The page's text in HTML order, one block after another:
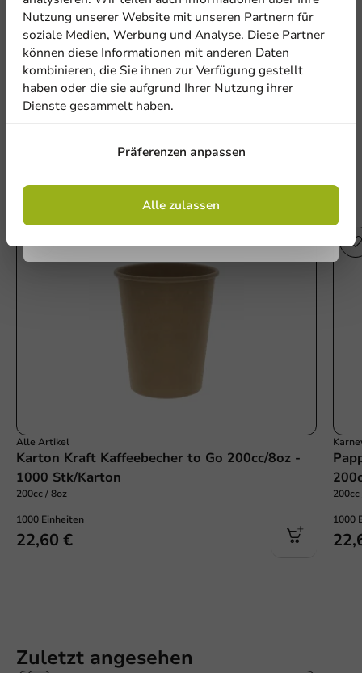
Be the first to write a review
Deckel Weiß (PS) für Becher 80mm/8oz - 1000 Stk./Karton
Eine Bewertung schreiben
Andere Produkte in dieser Serie
Alle Artikel
Karton Kraft Kaffeebecher to Go 200cc/8oz -
1000 Stk/Karton
200cc / 8oz
1000 Einheiten
22,60 €
1000
Zuletzt angesehen
Nutzung unserer Website mit unseren Partnern für
soziale Medien, Werbung und Analyse. Diese Partner
können diese Informationen mit anderen Daten
kombinieren, die Sie ihnen zur Verfügung gestellt
haben oder die sie aufgrund Ihrer Nutzung ihrer
Dienste gesammelt haben.
Präferenzen anpassen
Alle zulassen
Abonnieren Sie unseren
Newsletter!
denAllgemeinen Geschäftsbedingungen
einverstanden
Datenschutzrichtlinie.